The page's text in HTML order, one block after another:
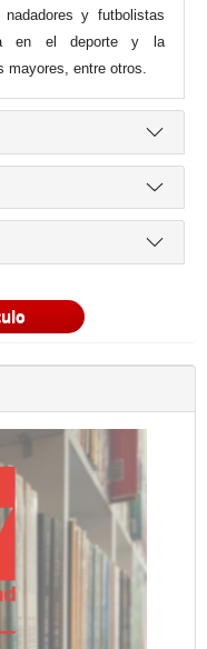
y futbolistas
en el deporte y la
mayores, entre otros.